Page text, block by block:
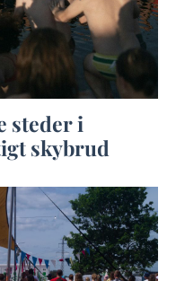
steder i
skybrud